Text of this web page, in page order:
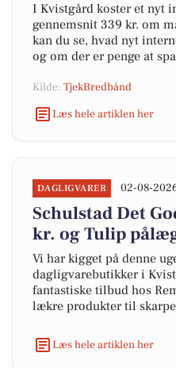
I Kvistgård koster et nyt
gennemsnit 339 kr. om
kan du se, hvad nyt
og om der er penge at
Kilde: TjekBredbånd
Læs hele artiklen her
DAGLIGVARER 02-08-
Schulstad Det
kr. og Tulip
Vi har kigget på denne
dagligvarebutikker i
fantastiske tilbud hos
lækre produkter til
Læs hele artiklen her